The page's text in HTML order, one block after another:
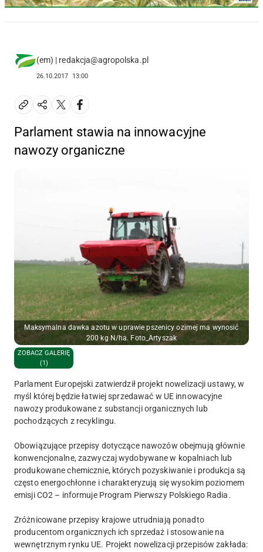
(em) | redakcja@agropolska.pl
26.10.2017 13:00
Parlament stawia na innowacyjne
nawozy organiczne
Maksymalna dawka azotu w uprawie pszenicy ozimej ma wynosić
200 kg N/ha. Foto_Artyszak
ZOBACZ GALERIĘ
(1)
Parlament Europejski zatwierdził projekt nowelizacji ustawy, w
myśl której będzie łatwiej sprzedawać w UE innowacyjne
nawozy produkowane z substancji organicznych lub
pochodzących z recyklingu.
Obowiązujące przepisy dotyczące nawozów obejmują głównie
konwencjonalne, zazwyczaj wydobywane w kopalniach lub
produkowane chemicznie, których pozyskiwanie i produkcja są
często energochłonne i charakteryzują się wysokim poziomem
emisji CO2 – informuje Program Pierwszy Polskiego Radia.
Zróżnicowane przepisy krajowe utrudniają ponadto
producentom organicznych ich sprzedaż i stosowanie na
wewnętrznym rynku UE. Projekt nowelizacji przepisów zakłada: